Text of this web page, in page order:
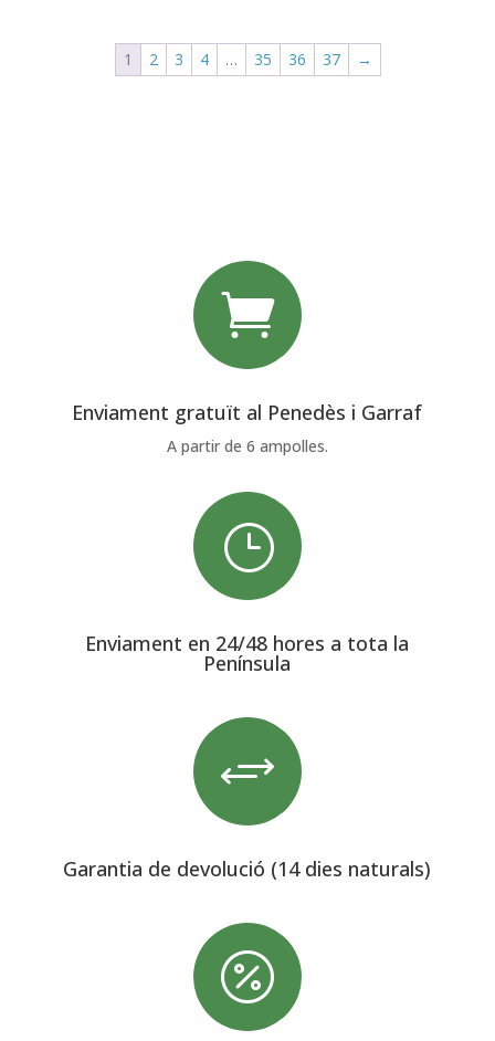
1 2 3 4 … 35 36 37 →

Enviament gratuït al Penedès i Garraf
A partir de 6 ampolles.
}
Enviament en 24/48 hores a tota la
Península
+
Garantia de devolució (14 dies naturals)
